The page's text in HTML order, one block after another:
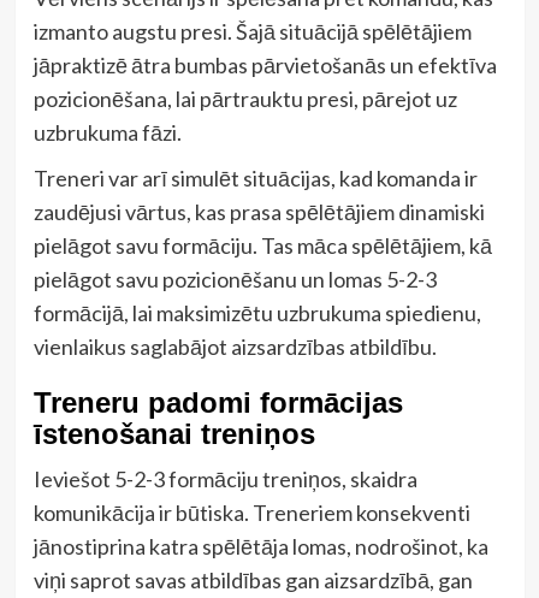
izmanto augstu presi. Šajā situācijā spēlētājiem
jāpraktizē ātra bumbas pārvietošanās un efektīva
pozicionēšana, lai pārtrauktu presi, pārejot uz
uzbrukuma fāzi.
Treneri var arī simulēt situācijas, kad komanda ir
zaudējusi vārtus, kas prasa spēlētājiem dinamiski
pielāgot savu formāciju. Tas māca spēlētājiem, kā
pielāgot savu pozicionēšanu un lomas 5-2-3
formācijā, lai maksimizētu uzbrukuma spiedienu,
vienlaikus saglabājot aizsardzības atbildību.
Treneru padomi formācijas
īstenošanai treniņos
Ieviešot 5-2-3 formāciju treniņos, skaidra
komunikācija ir būtiska. Treneriem konsekventi
jānostiprina katra spēlētāja lomas, nodrošinot, ka
viņi saprot savas atbildības gan aizsardzībā, gan